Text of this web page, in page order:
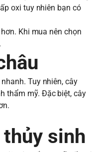
oxi tuy nhiên bạn có
Khi mua nên chọn
Tuy nhiên, cây
thẩm mỹ. Đặc biệt, cây
sinh